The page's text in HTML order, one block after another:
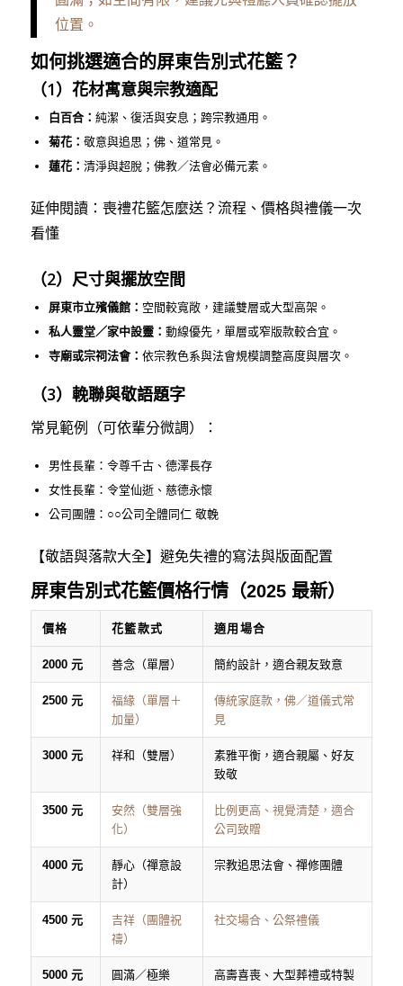
位置。
如何挑選適合的屏東告別式花籃？
（1）花材寓意與宗教適配
白百合： 純潔、復活與安息；跨宗教通用。
菊花： 敬意與追思；佛、道常見。
蓮花： 清淨與超脫；佛教／法會必備元素。
延伸閱讀：喪禮花籃怎麼送？流程、價格與禮儀一次
看懂
（2）尺寸與擺放空間
屏東市立殯儀館： 空間較寬敞，建議雙層或大型高架。
私人靈堂／家中設靈： 動線優先，單層或窄版款較合宜。
寺廟或宗祠法會： 依宗教色系與法會規模調整高度與層次。
（3）輓聯與敬語題字
常見範例（可依輩分微調）：
男性長輩：令尊千古、德澤長存
女性長輩：令堂仙逝、慈德永懷
公司團體：○○公司全體同仁 敬輓
【敬語與落款大全】避免失禮的寫法與版面配置
屏東告別式花籃價格行情（2025 最新）
價格 花籃款式 適用場合
2000 元 善念（單層） 簡約設計，適合親友致意
2500 元
福緣（單層＋
加量）
傳統家庭款，佛／道儀式常
見
3000 元 祥和（雙層）
素雅平衡，適合親屬、好友
致敬
3500 元
安然（雙層強
化）
比例更高、視覺清楚，適合
公司致贈
4000 元
靜心（禪意設
計）
宗教追思法會、禪修團體
4500 元
吉祥（團體祝
禱）
社交場合、公祭禮儀
5000 元 圓滿／極樂 高壽喜喪、大型葬禮或特製